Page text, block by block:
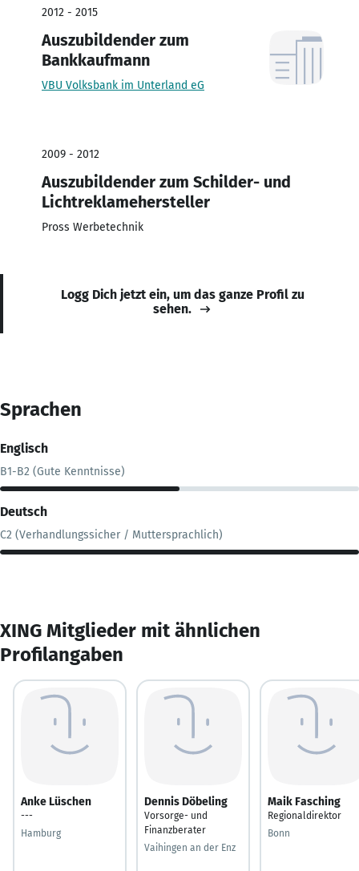
2012 - 2015
Auszubildender zum
Bankkaufmann
VBU Volksbank im Unterland eG
2009 - 2012
Auszubildender zum Schilder- und
Lichtreklamehersteller
Pross Werbetechnik
Logg Dich jetzt ein, um das ganze Profil zu
sehen.
Sprachen
Englisch
B1-B2 (Gute Kenntnisse)
Deutsch
C2 (Verhandlungssicher / Muttersprachlich)
XING Mitglieder mit ähnlichen
Profilangaben
Anke Lüschen
---
Hamburg
Dennis Döbeling
Vorsorge- und
Finanzberater
Vaihingen an der Enz
Maik Fasching
Regionaldirektor
Bonn